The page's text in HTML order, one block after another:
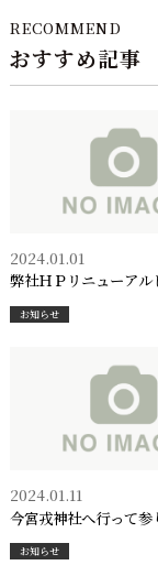
RECOMMEND
おすすめ記事
弊社ＨＰリニューアル
2024.01.01
お知らせ
今宮戎神社へ行って
2024.01.11
お知らせ